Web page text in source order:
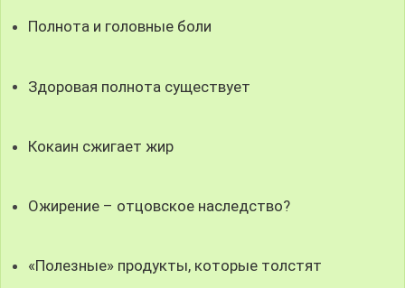
Полнота и головные боли
Здоровая полнота существует
Кокаин сжигает жир
Ожирение – отцовское наследство?
«Полезные» продукты, которые толстят